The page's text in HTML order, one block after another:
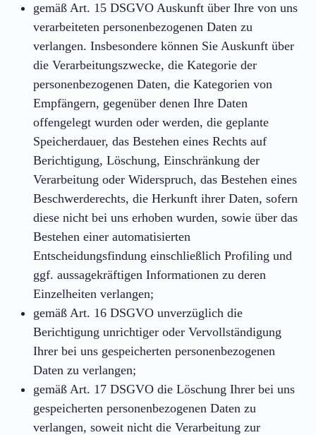
gemäß Art. 15 DSGVO Auskunft über Ihre von uns
verarbeiteten personenbezogenen Daten zu
verlangen. Insbesondere können Sie Auskunft über
die Verarbeitungszwecke, die Kategorie der
personenbezogenen Daten, die Kategorien von
Empfängern, gegenüber denen Ihre Daten
offengelegt wurden oder werden, die geplante
Speicherdauer, das Bestehen eines Rechts auf
Berichtigung, Löschung, Einschränkung der
Verarbeitung oder Widerspruch, das Bestehen eines
Beschwerderechts, die Herkunft ihrer Daten, sofern
diese nicht bei uns erhoben wurden, sowie über das
Bestehen einer automatisierten
Entscheidungsfindung einschließlich Profiling und
ggf. aussagekräftigen Informationen zu deren
Einzelheiten verlangen;
gemäß Art. 16 DSGVO unverzüglich die
Berichtigung unrichtiger oder Vervollständigung
Ihrer bei uns gespeicherten personenbezogenen
Daten zu verlangen;
gemäß Art. 17 DSGVO die Löschung Ihrer bei uns
gespeicherten personenbezogenen Daten zu
verlangen, soweit nicht die Verarbeitung zur